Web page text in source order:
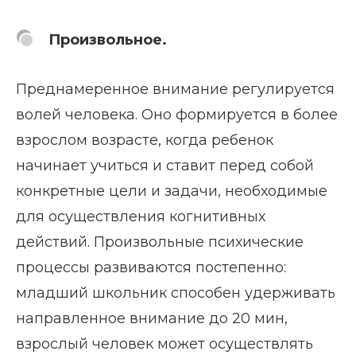
Произвольное.
Преднамеренное внимание регулируется
волей человека. Оно формируется в более
взрослом возрасте, когда ребенок
начинает учиться и ставит перед собой
конкретные цели и задачи, необходимые
для осуществления когнитивных
действий. Произвольные психические
процессы развиваются постепенно:
младший школьник способен удерживать
направленное внимание до 20 мин,
взрослый человек может осуществлять